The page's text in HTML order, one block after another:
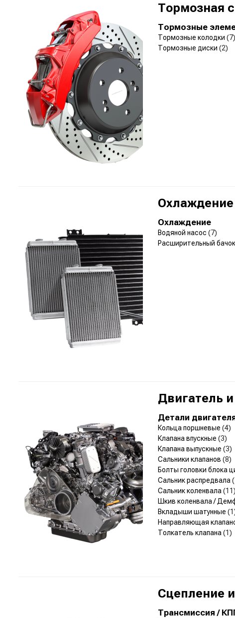
Тормозная
Тормозные
Тормозные колодки (7)
Тормозные диски (2)
Охлаждение
Водяной насос (7)
Расширительный бачок
Двигатель
Детали
Кольца поршневые (4)
Клапана впускные (3)
Клапана выпускные (3)
Сальники клапанов (8)
Болты головки блока
Сальник распредвала
Сальник коленвала (11)
Шкив коленвала /
Вкладыши шатунные
Направляющая
Толкатель клапана (1)
Сцепление
Трансмиссия /